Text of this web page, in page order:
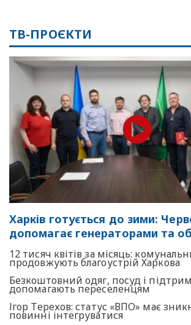
ТВ-ПРОЄКТИ
Харків готується до зими:
допомагає генераторами та
12 тисяч квітів за місяць:
продовжують благоустрій Харкова
Безкоштовний одяг, посуд і
допомагають переселенцям
Ігор Терехов: статус «ВПО» має
повинні інтегруватися